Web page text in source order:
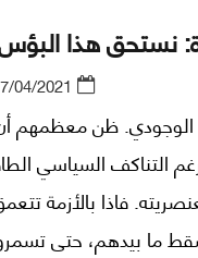
نستحق هذا
04/2021
الوجودي. ظن معظمهم
التناكف السياسي
فاذا بالأزمة
ما بيدهم، حتى